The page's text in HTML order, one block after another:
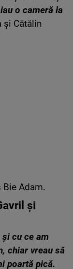
o cameră la
și Cătălin
Bie Adam.
și
cu ce am
chiar vreau să
poartă pică.